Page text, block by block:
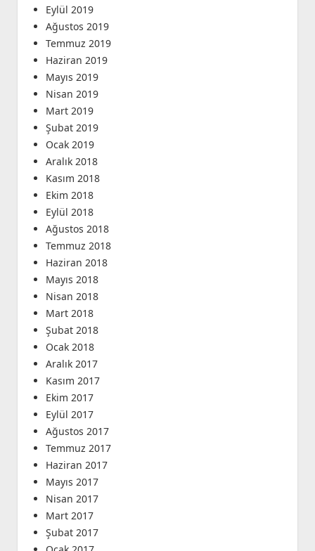
Eylül 2019
Ağustos 2019
Temmuz 2019
Haziran 2019
Mayıs 2019
Nisan 2019
Mart 2019
Şubat 2019
Ocak 2019
Aralık 2018
Kasım 2018
Ekim 2018
Eylül 2018
Ağustos 2018
Temmuz 2018
Haziran 2018
Mayıs 2018
Nisan 2018
Mart 2018
Şubat 2018
Ocak 2018
Aralık 2017
Kasım 2017
Ekim 2017
Eylül 2017
Ağustos 2017
Temmuz 2017
Haziran 2017
Mayıs 2017
Nisan 2017
Mart 2017
Şubat 2017